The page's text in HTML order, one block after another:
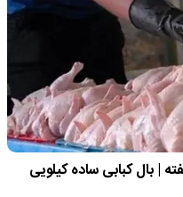
| بال کبابی ساده کیلویی